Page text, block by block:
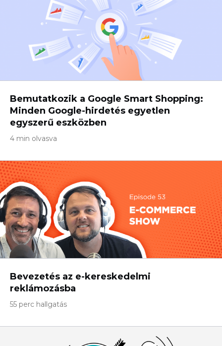
Bemutatkozik a Google Smart Shopping:
Minden Google-hirdetés egyetlen
egyszerű eszközben
4 min olvasva
Bevezetés az e-kereskedelmi
reklámozásba
55 perc hallgatás